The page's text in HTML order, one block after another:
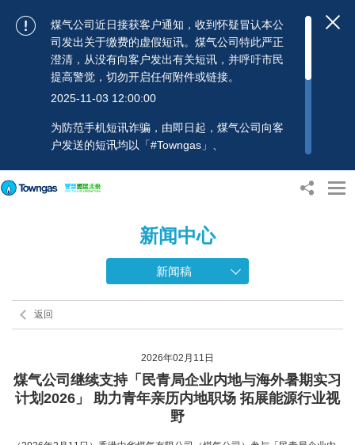
煤气公司近日接获客户通知，收到怀疑冒认本公
司发出关于缴费的虚假短讯。煤气公司特此严正
澄清，从没有向客户发出有关短讯，并呼吁市民
提高警觉，切勿开启任何附件或链接。
2025-11-03 12:00:00
为防范手机短讯诈骗，由即日起，煤气公司向客
户发送的短讯均以「#Towngas」、
送人披露身份证号码、银行户口或信用卡号码等
个人资料，以免蒙受损失。若有任何疑问，可随
时致电煤气公司客户服务热线：2880 6988或电
邮：towngas.cs@towngas.com 查询。
新闻中心
新闻稿
返回
2026年02月11日
煤气公司继续支持「民青局企业内地与海外暑期实习
计划2026」 助力青年亲历内地职场 拓展能源行业视
野